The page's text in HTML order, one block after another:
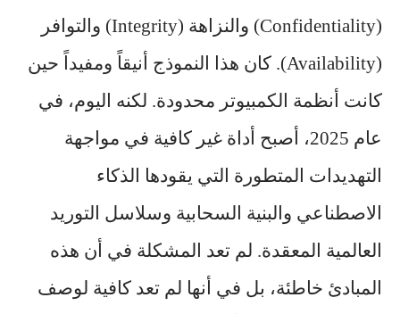
(Confidentiality) والنزاهة (Integrity) والتوافر
(Availability). كان هذا النموذج أنيقاً ومفيداً حين
كانت أنظمة الكمبيوتر محدودة. لكنه اليوم، في
عام 2025، أصبح أداة غير كافية في مواجهة
التهديدات المتطورة التي يقودها الذكاء
الاصطناعي والبنية السحابية وسلاسل التوريد
العالمية المعقدة. لم تعد المشكلة في أن هذه
المبادئ خاطئة، بل في أنها لم تعد كافية لوصف